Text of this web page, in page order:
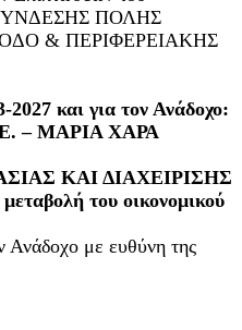
ΠΟΛΗΣ
& ΠΕΡΙΦΕΡΕΙΑΚΗΣ
και για τον Ανάδοχο:
– ΜΑΡΙΑ ΧΑΡΑ
ΚΑΙ ΔΙΑΧΕΙΡΙΣΗΣ
του οικονομικού
Ανάδοχο με ευθύνη της